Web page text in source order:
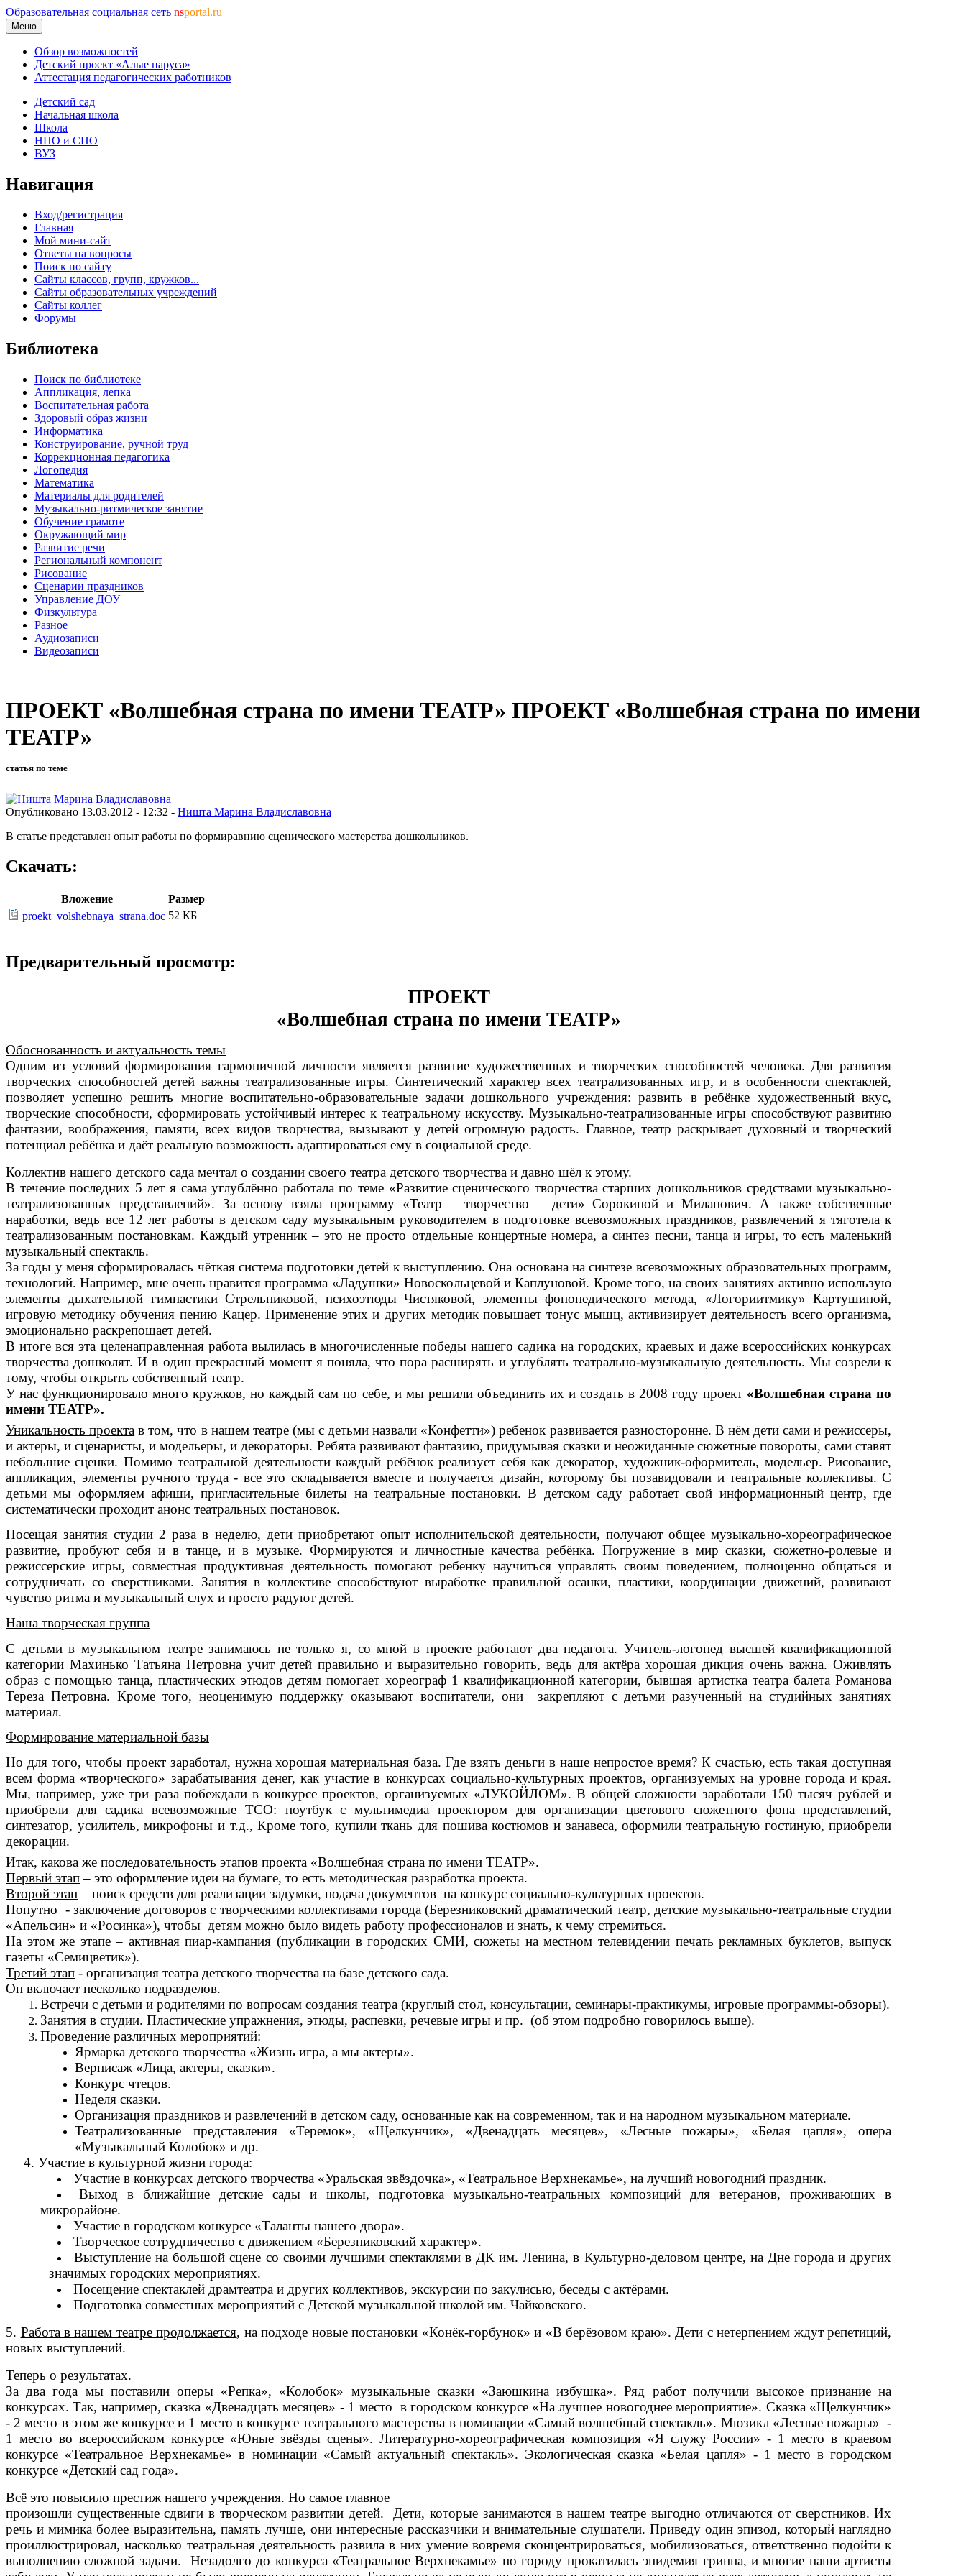
Образовательная социальная сеть nsportal.ru
Меню
Обзор возможностей
Детский проект «Алые паруса»
Аттестация педагогических работников
Детский сад
Начальная школа
Школа
НПО и СПО
ВУЗ
Навигация
Вход/регистрация
Главная
Мой мини-сайт
Ответы на вопросы
Поиск по сайту
Сайты классов, групп, кружков...
Сайты образовательных учреждений
Сайты коллег
Форумы
Библиотека
Поиск по библиотеке
Аппликация, лепка
Воспитательная работа
Здоровый образ жизни
Информатика
Конструирование, ручной труд
Коррекционная педагогика
Логопедия
Математика
Материалы для родителей
Музыкально-ритмическое занятие
Обучение грамоте
Окружающий мир
Развитие речи
Региональный компонент
Рисование
Сценарии праздников
Управление ДОУ
Физкультура
Разное
Аудиозаписи
Видеозаписи
ПРОЕКТ «Волшебная страна по имени ТЕАТР» ПРОЕКТ «Волшебная страна по имени
ТЕАТР»
статья по теме
Опубликовано 13.03.2012 - 12:32 - Ништа Марина Владиславовна
В статье представлен опыт работы по формиравнию сценического мастерства дошкольников.
Скачать:
Вложение
Размер
proekt_volshebnaya_strana.doc 52 КБ
Предварительный просмотр:
ПРОЕКТ
«Волшебная страна по имени ТЕАТР»
Обоснованность и актуальность темы
Одним из условий формирования гармоничной личности является развитие художественных и творческих способностей человека. Для развития
творческих способностей детей важны театрализованные игры. Синтетический характер всех театрализованных игр, и в особенности спектаклей,
позволяет успешно решить многие воспитательно-образовательные задачи дошкольного учреждения: развить в ребёнке художественный вкус,
творческие способности, сформировать устойчивый интерес к театральному искусству. Музыкально-театрализованные игры способствуют развитию
фантазии, воображения, памяти, всех видов творчества, вызывают у детей огромную радость. Главное, театр раскрывает духовный и творческий
потенциал ребёнка и даёт реальную возможность адаптироваться ему в социальной среде.
Коллектив нашего детского сада мечтал о создании своего театра детского творчества и давно шёл к этому.
В течение последних 5 лет я сама углублённо работала по теме «Развитие сценического творчества старших дошкольников средствами музыкально-
театрализованных представлений». За основу взяла программу «Театр – творчество – дети» Сорокиной и Миланович. А также собственные
наработки, ведь все 12 лет работы в детском саду музыкальным руководителем в подготовке всевозможных праздников, развлечений я тяготела к
театрализованным постановкам. Каждый утренник – это не просто отдельные концертные номера, а синтез песни, танца и игры, то есть маленький
музыкальный спектакль.
За годы у меня сформировалась чёткая система подготовки детей к выступлению. Она основана на синтезе всевозможных образовательных программ,
технологий. Например, мне очень нравится программа «Ладушки» Новоскольцевой и Каплуновой. Кроме того, на своих занятиях активно использую
элементы дыхательной гимнастики Стрельниковой, психоэтюды Чистяковой, элементы фонопедического метода, «Логориитмику» Картушиной,
игровую методику обучения пению Кацер. Применение этих и других методик повышает тонус мышц, активизирует деятельность всего организма,
эмоционально раскрепощает детей.
В итоге вся эта целенаправленная работа вылилась в многочисленные победы нашего садика на городских, краевых и даже всероссийских конкурсах
творчества дошколят. И в один прекрасный момент я поняла, что пора расширять и углублять театрально-музыкальную деятельность. Мы созрели к
тому, чтобы открыть собственный театр.
У нас функционировало много кружков, но каждый сам по себе, и мы решили объединить их и создать в 2008 году проект «Волшебная страна по
имени ТЕАТР».
Уникальность проекта в том, что в нашем театре (мы с детьми назвали «Конфетти») ребенок развивается разносторонне. В нём дети сами и режиссеры,
и актеры, и сценаристы, и модельеры, и декораторы. Ребята развивают фантазию, придумывая сказки и неожиданные сюжетные повороты, сами ставят
небольшие сценки. Помимо театральной деятельности каждый ребёнок реализует себя как декоратор, художник-оформитель, модельер. Рисование,
аппликация, элементы ручного труда - все это складывается вместе и получается дизайн, которому бы позавидовали и театральные коллективы. С
детьми мы оформляем афиши, пригласительные билеты на театральные постановки. В детском саду работает свой информационный центр, где
систематически проходит анонс театральных постановок.
Посещая занятия студии 2 раза в неделю, дети приобретают опыт исполнительской деятельности, получают общее музыкально-хореографическое
развитие, пробуют себя и в танце, и в музыке. Формируются и личностные качества ребёнка. Погружение в мир сказки, сюжетно-ролевые и
режиссерские игры, совместная продуктивная деятельность помогают ребенку научиться управлять своим поведением, полноценно общаться и
сотрудничать со сверстниками. Занятия в коллективе способствуют выработке правильной осанки, пластики, координации движений, развивают
чувство ритма и музыкальный слух и просто радуют детей.
Наша творческая группа
С детьми в музыкальном театре занимаюсь не только я, со мной в проекте работают два педагога. Учитель-логопед высшей квалификационной
категории Махинько Татьяна Петровна учит детей правильно и выразительно говорить, ведь для актёра хорошая дикция очень важна. Оживлять
образ с помощью танца, пластических этюдов детям помогает хореограф 1 квалификационной категории, бывшая артистка театра балета Романова
Тереза Петровна. Кроме того, неоценимую поддержку оказывают воспитатели, они закрепляют с детьми разученный на студийных занятиях
материал.
Формирование материальной базы
Но для того, чтобы проект заработал, нужна хорошая материальная база. Где взять деньги в наше непростое время? К счастью, есть такая доступная
всем форма «творческого» зарабатывания денег, как участие в конкурсах социально-культурных проектов, организуемых на уровне города и края.
Мы, например, уже три раза побеждали в конкурсе проектов, организуемых «ЛУКОЙЛОМ». В общей сложности заработали 150 тысяч рублей и
приобрели для садика всевозможные ТСО: ноутбук с мультимедиа проектором для организации цветового сюжетного фона представлений,
синтезатор, усилитель, микрофоны и т.д., Кроме того, купили ткань для пошива костюмов и занавеса, оформили театральную гостиную, приобрели
декорации.
Итак, какова же последовательность этапов проекта «Волшебная страна по имени ТЕАТР».
Первый этап– это оформление идеи на бумаге, то есть методическая разработка проекта.
Второй этап– поиск средств для реализации задумки, подача документов на конкурс социально-культурных проектов.
Попутно - заключение договоров с творческими коллективами города (Березниковский драматический театр, детские музыкально-театральные студии
«Апельсин» и «Росинка»), чтобы детям можно было видеть работу профессионалов и знать, к чему стремиться.
На этом же этапе – активная пиар-кампания (публикации в городских СМИ, сюжеты на местном телевидении печать рекламных буклетов, выпуск
газеты «Семицветик»).
Третий этап - организация театра детского творчества на базе детского сада.
Он включает несколько подразделов.
Встречи с детьми и родителями по вопросам создания театра (круглый стол, консультации, семинары-практикумы, игровые программы-обзоры).
Занятия в студии. Пластические упражнения, этюды, распевки, речевые игры и пр. (об этом подробно говорилось выше).
Проведение различных мероприятий:
Ярмарка детского творчества «Жизнь игра, а мы актеры».
Вернисаж «Лица, актеры, сказки».
Конкурс чтецов.
Неделя сказки.
Организация праздников и развлечений в детском саду, основанные как на современном, так и на народном музыкальном материале.
Театрализованные представления «Теремок», «Щелкунчик», «Двенадцать месяцев», «Лесные пожары», «Белая цапля», опера
«Музыкальный Колобок» и др.
4. Участие в культурной жизни города:
Участие в конкурсах детского творчества «Уральская звёздочка», «Театральное Верхнекамье», на лучший новогодний праздник.
Выход в ближайшие детские сады и школы, подготовка музыкально-театральных композиций для ветеранов, проживающих в
микрорайоне.
Участие в городском конкурсе «Таланты нашего двора».
Творческое сотрудничество с движением «Березниковский характер».
Выступление на большой сцене со своими лучшими спектаклями в ДК им. Ленина, в Культурно-деловом центре, на Дне города и других
значимых городских мероприятиях.
Посещение спектаклей драмтеатра и других коллективов, экскурсии по закулисью, беседы с актёрами.
Подготовка совместных мероприятий с Детской музыкальной школой им. Чайковского.
5. Работа в нашем театре продолжается, на подходе новые постановки «Конёк-горбунок» и «В берёзовом краю». Дети с нетерпением ждут репетиций,
новых выступлений.
Теперь о результатах.
За два года мы поставили оперы «Репка», «Колобок» музыкальные сказки «Заюшкина избушка». Ряд работ получили высокое признание на
конкурсах. Так, например, сказка «Двенадцать месяцев» - 1 место в городском конкурсе «На лучшее новогоднее мероприятие». Сказка «Щелкунчик»
- 2 место в этом же конкурсе и 1 место в конкурсе театрального мастерства в номинации «Самый волшебный спектакль». Мюзикл «Лесные пожары» -
1 место во всероссийском конкурсе «Юные звёзды сцены». Литературно-хореографическая композиция «Я служу России» - 1 место в краевом
конкурсе «Театральное Верхнекамье» в номинации «Самый актуальный спектакль». Экологическая сказка «Белая цапля» - 1 место в городском
конкурсе «Детский сад года».
Всё это повысило престиж нашего учреждения. Но самое главное
произошли существенные сдвиги в творческом развитии детей. Дети, которые занимаются в нашем театре выгодно отличаются от сверстников. Их
речь и мимика более выразительна, память лучше, они интересные рассказчики и внимательные слушатели. Приведу один эпизод, который наглядно
проиллюстрировал, насколько театральная деятельность развила в них умение вовремя сконцентрироваться, мобилизоваться, ответственно подойти к
выполнению сложной задачи. Незадолго до конкурса «Театральное Верхнекамье» по городу прокатилась эпидемия гриппа, и многие наши артисты